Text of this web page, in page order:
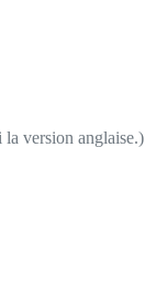
version anglaise.)